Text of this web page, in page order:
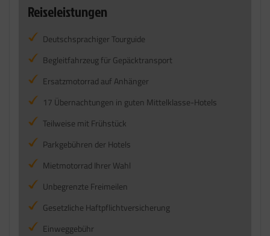
Reiseleistungen
Deutschsprachiger Tourguide
Begleitfahrzeug für Gepäcktransport
Ersatzmotorrad auf Anhänger
17 Übernachtungen in guten Mittelklasse-Hotels
Teilweise mit Frühstück
Parkgebühren der Hotels
Mietmotorrad Ihrer Wahl
Unbegrenzte Freimeilen
Gesetzliche Haftpflichtversicherung
Einweggebühr